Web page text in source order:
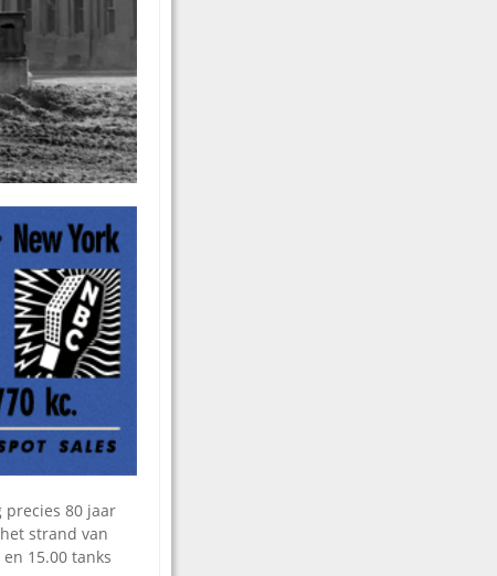
precies 80 jaar
het strand van
15.00 tanks